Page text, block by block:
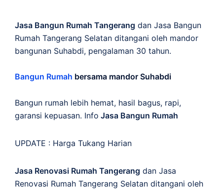
Jasa Bangun Rumah Tangerang dan Jasa Bangun
Rumah Tangerang Selatan ditangani oleh mandor
bangunan Suhabdi, pengalaman 30 tahun.
Bangun Rumah bersama mandor Suhabdi
Bangun rumah lebih hemat, hasil bagus, rapi,
garansi kepuasan. Info Jasa Bangun Rumah
UPDATE : Harga Tukang Harian
Jasa Renovasi Rumah Tangerang dan Jasa
Renovasi Rumah Tangerang Selatan ditangani oleh